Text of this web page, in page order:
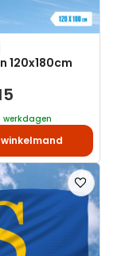
120x180cm
werkdagen
winkelmand
Voeg
toe
aan